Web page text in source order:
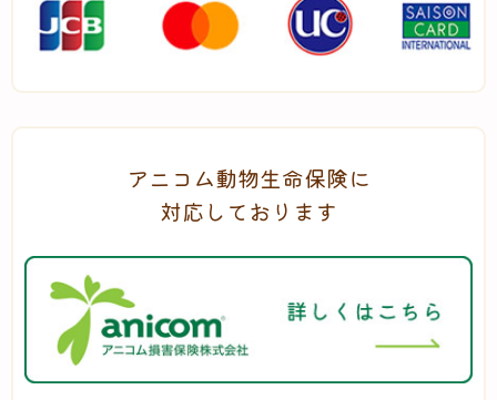
アニコム動物生命保険に
対応しております